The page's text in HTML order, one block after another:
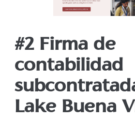
#2 Firma de
contabilidad
Lake Buena